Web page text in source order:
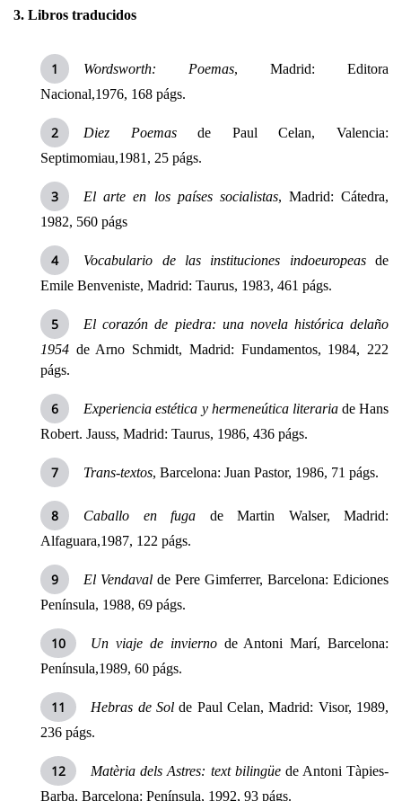
3. Libros traducidos
Wordsworth: Poemas, Madrid: Editora
Nacional,1976, 168 págs.
Diez Poemasde Paul Celan, Valencia:
Septimomiau,1981, 25 págs.
El arte en los países socialistas, Madrid: Cátedra,
1982, 560 págs
Vocabulario de las instituciones indoeuropeasde
Emile Benveniste, Madrid: Taurus, 1983, 461 págs.
El corazón de piedra: una novela histórica delaño
1954 de Arno Schmidt, Madrid: Fundamentos, 1984, 222
págs.
Experiencia estética y hermeneútica literariade Hans
Robert. Jauss, Madrid: Taurus, 1986, 436 págs.
Trans-textos, Barcelona: Juan Pastor, 1986, 71 págs.
Caballo en fuga de Martin Walser, Madrid:
Alfaguara,1987, 122 págs.
El Vendaval de Pere Gimferrer, Barcelona: Ediciones
Península, 1988, 69 págs.
Un viaje de inviernode Antoni Marí, Barcelona:
Península,1989, 60 págs.
Hebras de Solde Paul Celan, Madrid: Visor, 1989,
236 págs.
Matèria dels Astres: text bilingüede Antoni Tàpies-
Barba, Barcelona: Península, 1992, 93 págs.